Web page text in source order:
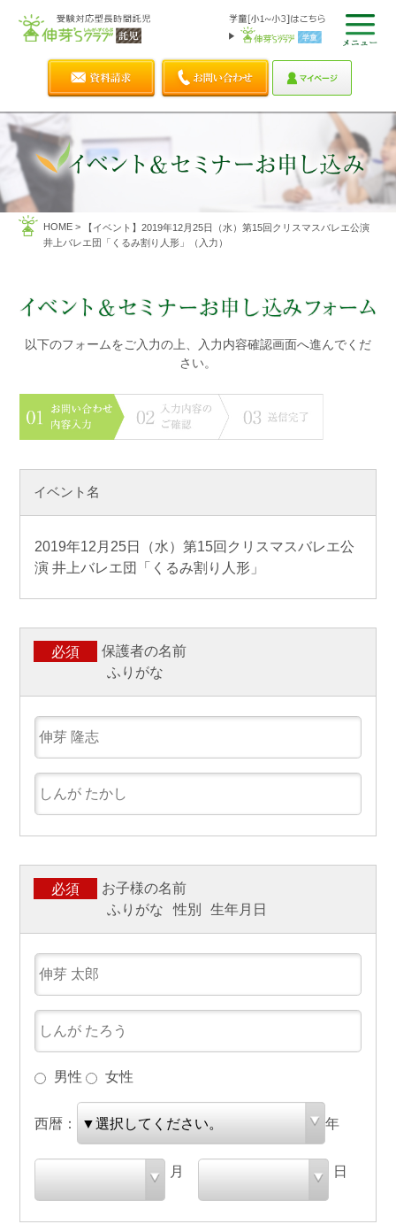
HOME>
【イベント】2019年12月25日（水）第15回クリスマスバレエ公演
井上バレエ団「くるみ割り人形」（入力）
以下のフォームをご入力の上、入力内容確認画面へ進んでくだ
さい。
イベント名
2019年12月25日（水）第15回クリスマスバレエ公
演 井上バレエ団「くるみ割り人形」
必須
保護者の名前
ふりがな
必須
お子様の名前
ふりがな
性別 生年月日
男性 女性
西暦： 年
月 日